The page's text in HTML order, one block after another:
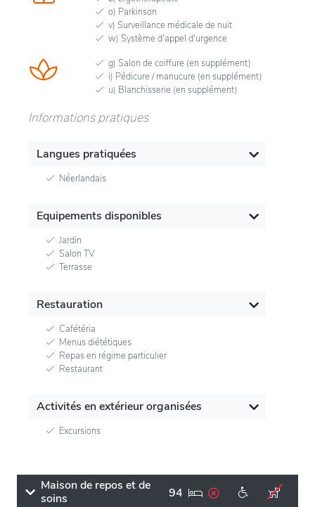
o) Parkinson
v) Surveillance médicale de nuit
w) Système d'appel d'urgence
g) Salon de coiffure (en supplément)
i) Pédicure / manucure (en supplément)
u) Blanchisserie (en supplément)
Informations pratiques
Langues pratiquées
Néerlandais
Equipements disponibles
Jardin
Salon TV
Terrasse
Restauration
Cafétéria
Menus diététiques
Repas en régime particulier
Restaurant
Activités en extérieur organisées
Excursions
Maison de repos et de
soins
94